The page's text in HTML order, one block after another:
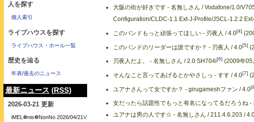
大阪の街が好きです - 名無しさん / Vodafone/1.0/
Configuration/CLDC-1.1 Ext-J-Profile/JSCL-1.2.2
このバンドもっと頑張ってほしい - 刃夜人 / 4.0[4]
このバンドのリーダーは誰ですか？ - 刃夜人 / 4.0[5]
刃夜人だよ。 - 名無しさん / 2.0 SH704i[6] (2009年05
そんなこと言ってあげるとかやさしっ - すす / 4.0[7]
ユアナさんって女ですか？ - girugameshファン / 4.0[8
女だったら話題性でもっと有名になってるだろうね -
ユアナは男の人です☆ - 名無しさん / 211.4.6.203 /
人を探す
個人索引
ライブハウスを探す
ライブハウス・ホール一覧
歴史を辿る
年表/過去のニュース
最新ニュース (RSS)
2026-03-21 更新
iMEL❁nis❁NonNo 2026/04/21 V